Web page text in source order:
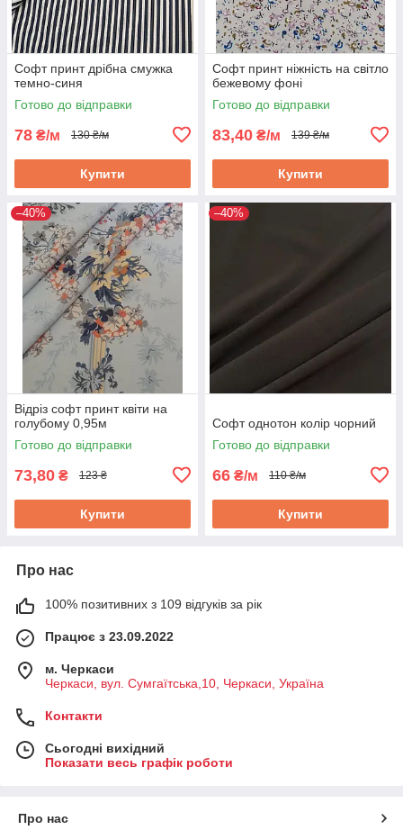
Софт принт дрібна смужка
темно-синя
Готово до відправки
78 ₴/м 130 ₴/м
Купити
Софт принт ніжність на світло
бежевому фоні
Готово до відправки
83,40 ₴/м 139 ₴/м
Купити
–40%
Відріз софт принт квіти на
голубому 0,95м
Готово до відправки
73,80 ₴ 123 ₴
Купити
–40%
Софт однотон колір чорний
Готово до відправки
66 ₴/м 110 ₴/м
Купити
Про нас
100% позитивних з 109 відгуків за рік
Працює з 23.09.2022
м. Черкаси
Черкаси, вул. Сумгаїтська,10, Черкаси, Україна
Контакти
Сьогодні вихідний
Показати весь графік роботи
Про нас